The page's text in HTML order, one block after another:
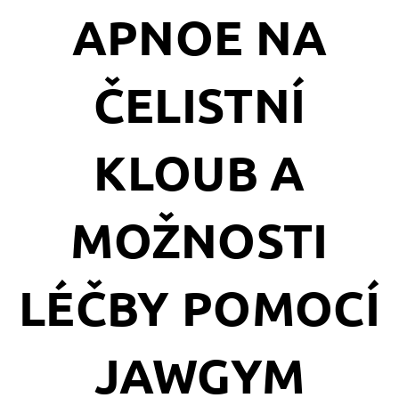
APNOE NA
ČELISTNÍ
KLOUB A
MOŽNOSTI
LÉČBY POMOCÍ
JAWGYM